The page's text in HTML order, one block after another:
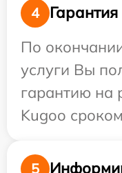
4
Гарантия
По
услуги Вы
гарантию на
Kugoo
5